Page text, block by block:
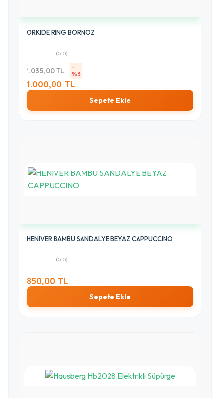
ORKIDE RING BORNOZ
(5.0)
1.035,00 TL
-
%3
1.000,00 TL
Sepete Ekle
HENIVER BAMBU SANDALYE BEYAZ CAPPUCCINO
(5.0)
850,00 TL
Sepete Ekle